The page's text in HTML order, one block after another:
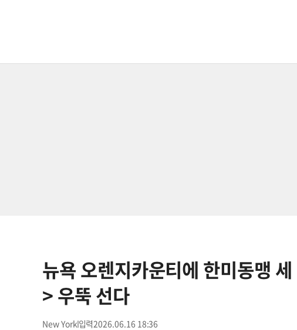
뉴욕 오렌지카운티에 한미동맹
> 우뚝 선다
New York 2026.06.16 18:36